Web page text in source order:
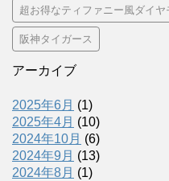
超お得なティファニー風ダイ
阪神タイガース
アーカイブ
2025年6月 (1)
2025年4月 (10)
2024年10月 (6)
2024年9月 (13)
2024年8月 (1)